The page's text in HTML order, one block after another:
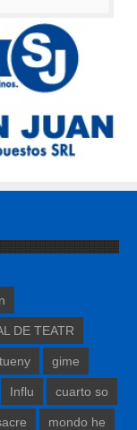
DE TEATR
tueny gime
Influ cuarto so
mondo he